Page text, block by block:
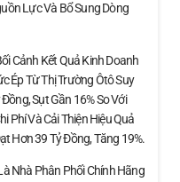
Lực Và Bổ Sung Dòng
Cảnh Kết Quả Kinh Doanh
Ép Từ Thị Trường Ôtô Suy
Sụt Gần 16% So Với
Phí Và Cải Thiện Hiệu Quả
Hơn 39 Tỷ Đồng, Tăng 19%.
Nhà Phân Phối Chính Hãng